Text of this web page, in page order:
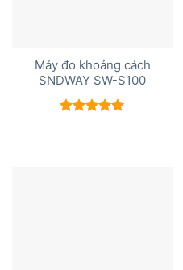
Máy đo khoảng cách
SNDWAY SW-S100